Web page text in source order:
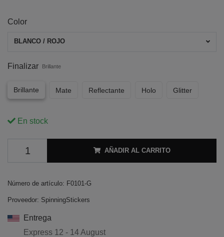
Color
BLANCO / ROJO
Finalizar Brillante
Brillante Mate Reflectante Holo Glitter
En stock
AÑADIR AL CARRITO
Número de artículo: F0101-G
Proveedor: SpinningStickers
Entrega
Express 12 - 14 August